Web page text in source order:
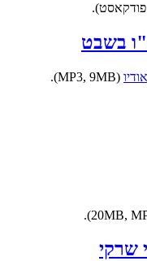
בשבט
אודיו (MP3, 9MB).
שרקי